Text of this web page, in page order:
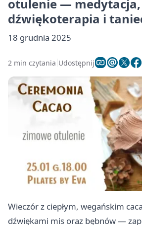
otulenie — medytacja,
dźwiękoterapia i
18 grudnia 2025
2 min czytania Udostępnij
Wieczór z ciepłym, wegańskim
dźwiękami mis oraz bębnów —